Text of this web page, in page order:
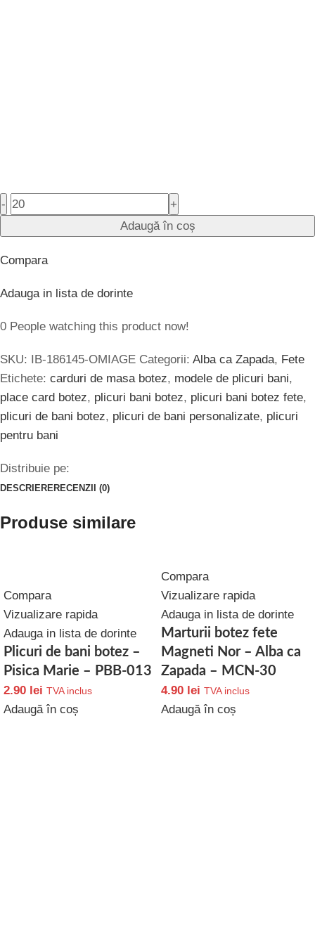
-
+
Adaugă în coș
Compara
Adauga in lista de dorinte
0 People watching this product now!
SKU: IB-186145-OMIAGE Categorii: Alba ca Zapada, Fete
Etichete: carduri de masa botez, modele de plicuri bani,
place card botez, plicuri bani botez, plicuri bani botez fete,
plicuri de bani botez, plicuri de bani personalizate, plicuri
pentru bani
Distribuie pe:
DESCRIERERECENZII (0)
Produse similare
Compara
Vizualizare rapida
Adauga in lista de dorinte
Plicuri de bani botez –
Pisica Marie – PBB-013
2.90 lei TVA inclus
Adaugă în coș
Compara
Vizualizare rapida
Adauga in lista de dorinte
Marturii botez fete
Magneti Nor – Alba ca
Zapada – MCN-30
4.90 lei TVA inclus
Adaugă în coș